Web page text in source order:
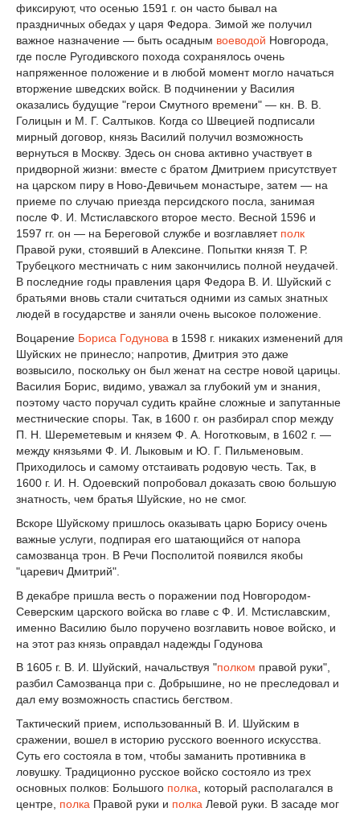
фиксируют, что осенью 1591 г. он часто бывал на
праздничных обедах у царя Федора. Зимой же получил
важное назначение — быть осадным воеводой Новгорода,
где после Ругодивского похода сохранялось очень
напряженное положение и в любой момент могло начаться
вторжение шведских войск. В подчинении у Василия
оказались будущие "герои Смутного времени" — кн. В. В.
Голицын и М. Г. Салтыков. Когда со Швецией подписали
мирный договор, князь Василий получил возможность
вернуться в Москву. Здесь он снова активно участвует в
придворной жизни: вместе с братом Дмитрием присутствует
на царском пиру в Ново-Девичьем монастыре, затем — на
приеме по случаю приезда персидского посла, занимая
после Ф. И. Мстиславского второе место. Весной 1596 и
1597 гг. он — на Береговой службе и возглавляет полк
Правой руки, стоявший в Алексине. Попытки князя Т. Р.
Трубецкого местничать с ним закончились полной неудачей.
В последние годы правления царя Федора В. И. Шуйский с
братьями вновь стали считаться одними из самых знатных
людей в государстве и заняли очень высокое положение.
Воцарение Бориса Годунова в 1598 г. никаких изменений для
Шуйских не принесло; напротив, Дмитрия это даже
возвысило, поскольку он был женат на сестре новой царицы.
Василия Борис, видимо, уважал за глубокий ум и знания,
поэтому часто поручал судить крайне сложные и запутанные
местнические споры. Так, в 1600 г. он разбирал спор между
П. Н. Шереметевым и князем Ф. А. Ноготковым, в 1602 г. —
между князьями Ф. И. Лыковым и Ю. Г. Пильменовым.
Приходилось и самому отстаивать родовую честь. Так, в
1600 г. И. Н. Одоевский попробовал доказать свою большую
знатность, чем братья Шуйские, но не смог.
Вскоре Шуйскому пришлось оказывать царю Борису очень
важные услуги, подпирая его шатающийся от напора
самозванца трон. В Речи Посполитой появился якобы
"царевич Дмитрий".
В декабре пришла весть о поражении под Новгородом-
Северским царского войска во главе с Ф. И. Мстиславским,
именно Василию было поручено возглавить новое войско, и
на этот раз князь оправдал надежды Годунова
В 1605 г. В. И. Шуйский, начальствуя "полком правой руки",
разбил Самозванца при с. Добрышине, но не преследовал и
дал ему возможность спастись бегством.
Тактический прием, использованный В. И. Шуйским в
сражении, вошел в историю русского военного искусства.
Суть его состояла в том, чтобы заманить противника в
ловушку. Традиционно русское войско состояло из трех
основных полков: Большого полка, который располагался в
центре, полка Правой руки и полка Левой руки. В засаде мог